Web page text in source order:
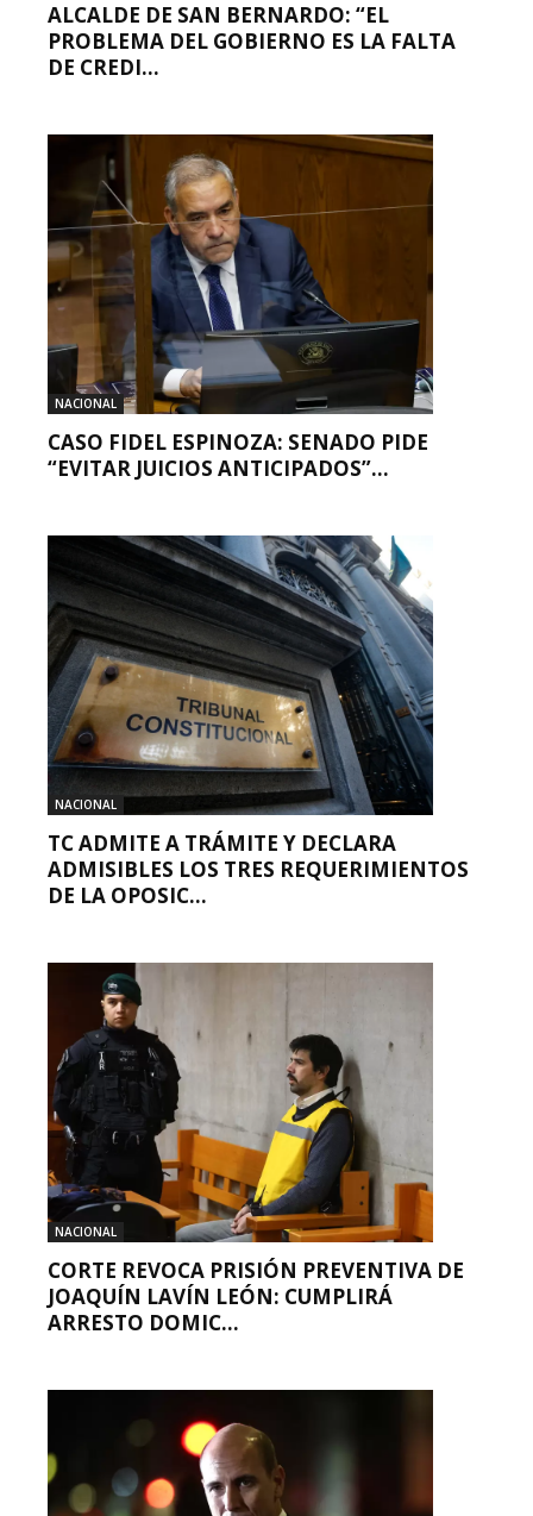
ALCALDE DE SAN BERNARDO: “EL
PROBLEMA DEL GOBIERNO ES LA FALTA
DE CREDI...
NACIONAL
CASO FIDEL ESPINOZA: SENADO PIDE
“EVITAR JUICIOS ANTICIPADOS”...
NACIONAL
TC ADMITE A TRÁMITE Y DECLARA
ADMISIBLES LOS TRES REQUERIMIENTOS
DE LA OPOSIC...
NACIONAL
CORTE REVOCA PRISIÓN PREVENTIVA DE
JOAQUÍN LAVÍN LEÓN: CUMPLIRÁ
ARRESTO DOMIC...